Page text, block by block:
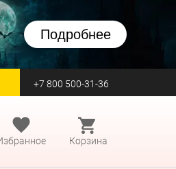
Подробнее
+7 800 500-31-36
Корзина